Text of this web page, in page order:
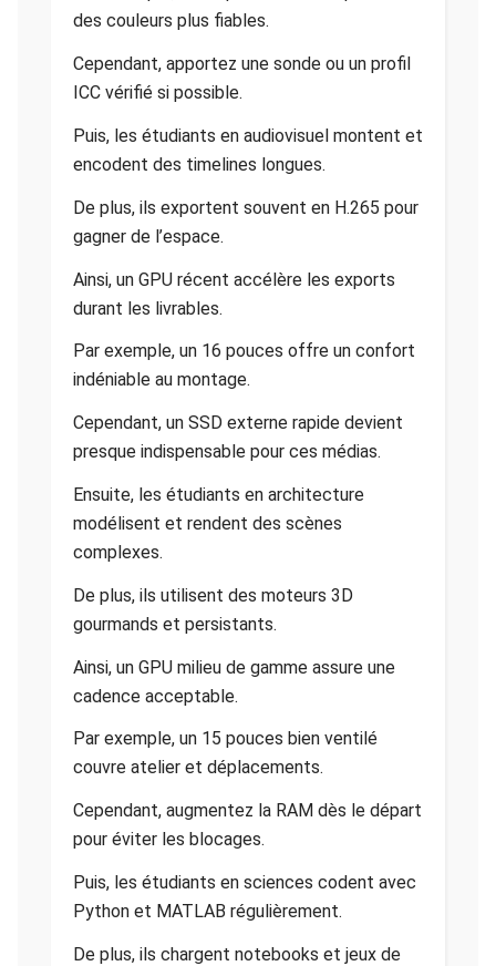
des couleurs plus fiables.
Cependant, apportez une sonde ou un profil
ICC vérifié si possible.
Puis, les étudiants en audiovisuel montent et
encodent des timelines longues.
De plus, ils exportent souvent en H.265 pour
gagner de l’espace.
Ainsi, un GPU récent accélère les exports
durant les livrables.
Par exemple, un 16 pouces offre un confort
indéniable au montage.
Cependant, un SSD externe rapide devient
presque indispensable pour ces médias.
Ensuite, les étudiants en architecture
modélisent et rendent des scènes
complexes.
De plus, ils utilisent des moteurs 3D
gourmands et persistants.
Ainsi, un GPU milieu de gamme assure une
cadence acceptable.
Par exemple, un 15 pouces bien ventilé
couvre atelier et déplacements.
Cependant, augmentez la RAM dès le départ
pour éviter les blocages.
Puis, les étudiants en sciences codent avec
Python et MATLAB régulièrement.
De plus, ils chargent notebooks et jeux de